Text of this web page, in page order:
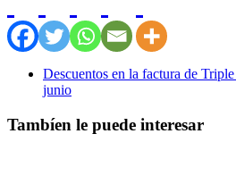
Descuentos en la factura de
junio
Tambíen le puede interesar